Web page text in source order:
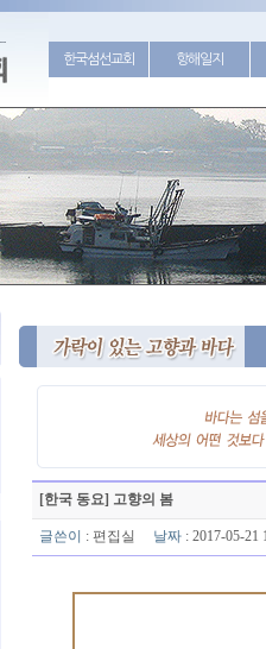
한국섬선교회 항해일지
[한국 동요] 고향의 봄
글쓴이 : 편집실 날짜: 2017-05-